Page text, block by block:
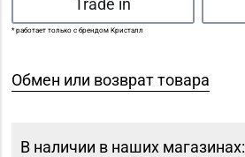
* работает только с брендом Кристалл
Обмен или возврат товара
В наличии в наших магазинах: